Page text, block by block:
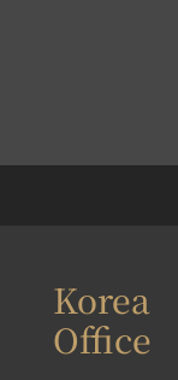
Korea
Office